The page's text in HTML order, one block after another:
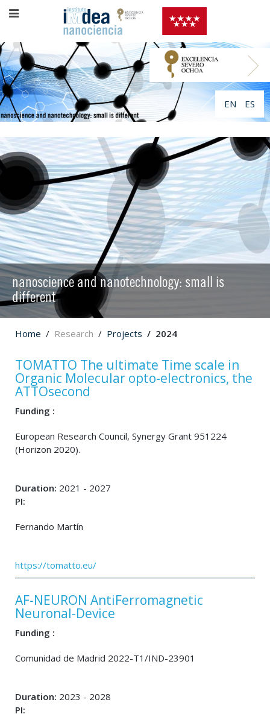
EN ES
nanoscience and nanotechnology: small is
different
Home Research Projects 2024
TOMATTO The ultimate Time scale in
Organic Molecular opto-electronics, the
ATTOsecond
Funding :
European Research Council, Synergy Grant 951224
(Horizon 2020).
Duration: 2021 - 2027
PI:
Fernando Martín
https://tomatto.eu/
AF-NEURON AntiFerromagnetic
Neuronal-Device
Funding :
Comunidad de Madrid 2022-T1/IND-23901
Duration: 2023 - 2028
PI: